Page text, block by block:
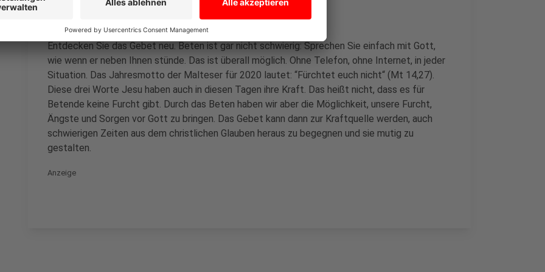
Entdecken Sie das Gebet neu. Beten ist gar nicht schwierig: Sprechen Sie einfach mit Gott,
wie wenn er neben Ihnen stünde. Das ist überall möglich. Ohne Telefon, ohne Internet, in jeder
Situation. Das Jahresmotto der Malteser für 2020 lautet: “Fürchtet euch nicht“ (Mt 14,27).
Diese drei Worte Jesu haben auch in diesen Tagen ihre Kraft. Das heißt nicht, dass es für
Betende keine Furcht gibt. Durch das Beten haben wir aber die Möglichkeit, unsere Furcht,
Ängste und Sorgen vor Gott zu bringen. Das Gebet kann dann zur Kraftquelle werden, auch
schwierigen Zeiten aus dem christlichen Glauben heraus zu begegnen und sie mutig zu
gestalten.
Anzeige